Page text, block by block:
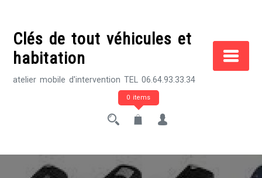
contentClés de tout véhicules et
habitation
atelier mobile d'intervention TEL 06.64.93.33.34
0 items